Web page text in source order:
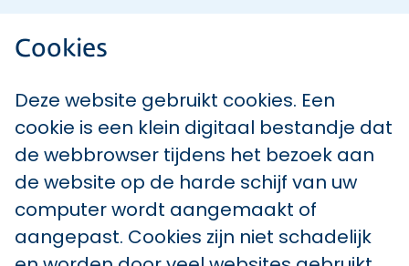
Cookies
Deze website gebruikt cookies. Een
cookie is een klein digitaal bestandje dat
de webbrowser tijdens het bezoek aan
de website op de harde schijf van uw
computer wordt aangemaakt of
aangepast. Cookies zijn niet schadelijk